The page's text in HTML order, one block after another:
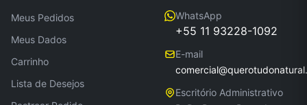
Meus Pedidos
Meus Dados
Carrinho
Lista de Desejos
WhatsApp
+55 11 93228-1092
E-mail
Escritório Administrativo